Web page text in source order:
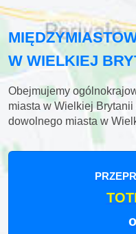
W WIELKIEJ
Obejmujemy
miasta w Wielkiej
dowolnego miasta w